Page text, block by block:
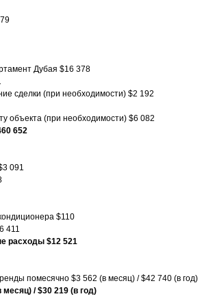
Дубая $16 378
сделки (при необходимости) $2 192
объекта (при необходимости) $6 082
652
091
$110
411
расходы $12 521
помесячно $3 562 (в месяц) / $42 740 (в год)
/ $30 219 (в год)